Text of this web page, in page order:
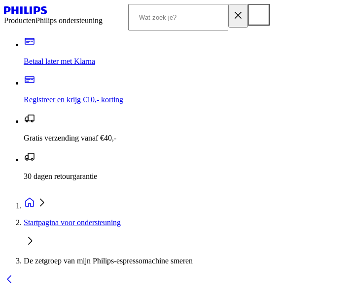
ProductenPhilips ondersteuning
Betaal later met Klarna
Registreer en krijg €10,- korting
Gratis verzending vanaf €40,-
30 dagen retourgarantie
Startpagina voor ondersteuning
De zetgroep van mijn Philips-espressomachine smeren